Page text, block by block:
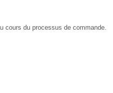
cours du processus de commande.